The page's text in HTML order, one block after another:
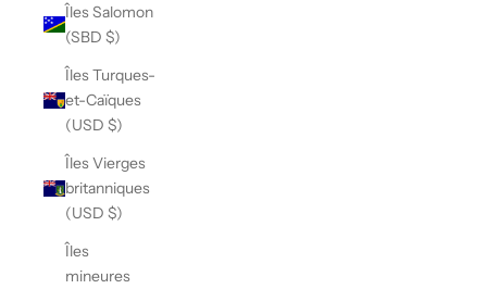
Îles Salomon
(SBD $)
Îles Turques-
et-Caïques
(USD $)
Îles Vierges
britanniques
(USD $)
Îles
mineures